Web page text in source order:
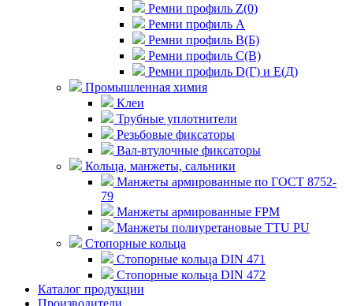
Ремни профиль Z(0)
Ремни профиль А
Ремни профиль В(Б)
Ремни профиль С(В)
Ремни профиль D(Г) и E(Д)
Промышленная химия
Клеи
Трубные уплотнители
Резьбовые фиксаторы
Вал-втулочные фиксаторы
Кольца, манжеты, сальники
Манжеты армированные по ГОСТ 8752-
79
Манжеты армированные FPM
Манжеты полиуретановые TTU PU
Стопорные кольца
Стопорные кольца DIN 471
Стопорные кольца DIN 472
Каталог продукции
Производители